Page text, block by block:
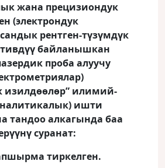
жана прецизиондук
(электрондук
рентген-түзүмдүк
байланышкан
проба алуучу
изилдөөлөр” илимий-
ишти
тандоо алкагында баа
суранат:
тиркелген.